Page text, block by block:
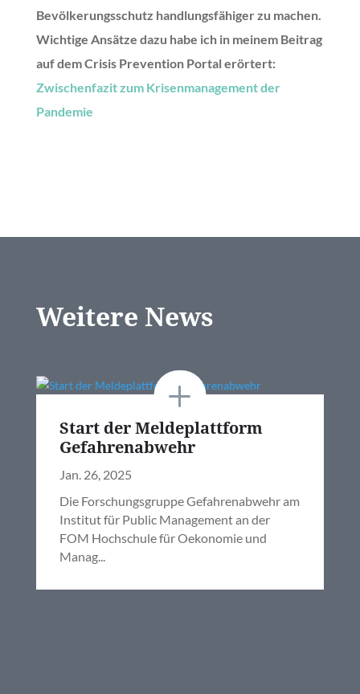
Bevölkerungsschutz handlungsfähiger zu machen.
Wichtige Ansätze dazu habe ich in meinem Beitrag
auf dem Crisis Prevention Portal erörtert:
Zwischenfazit zum Krisenmanagement der
Pandemie
Weitere News
Start der Meldeplattform
Gefahrenabwehr
Jan. 26, 2025
Die Forschungsgruppe Gefahrenabwehr am
Institut für Public Management an der
FOM Hochschule für Oekonomie und
Manag...